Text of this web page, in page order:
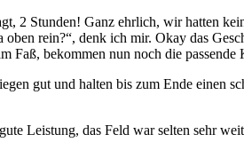
2 Stunden! Ganz ehrlich, wir hatten
rein?“, denk ich mir. Okay das
bekommen nun noch die passende
gut und halten bis zum Ende einen
Leistung, das Feld war selten sehr